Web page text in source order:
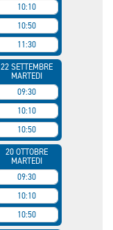
10:10
10:50
11:30
22 SETTEMBRE
MARTEDI
09:30
10:10
10:50
20 OTTOBRE
MARTEDI
09:30
10:10
10:50